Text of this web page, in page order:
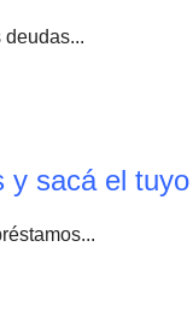
deudas...
y sacá el tuyo